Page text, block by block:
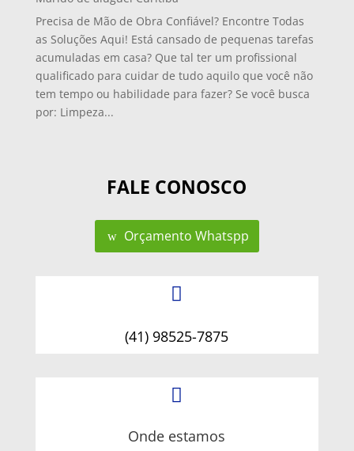
Precisa de Mão de Obra Confiável? Encontre Todas
as Soluções Aqui! Está cansado de pequenas tarefas
acumuladas em casa? Que tal ter um profissional
qualificado para cuidar de tudo aquilo que você não
tem tempo ou habilidade para fazer? Se você busca
por: Limpeza...
FALE CONOSCO
Orçamento Whatspp

(41) 98525-7875

Onde estamos